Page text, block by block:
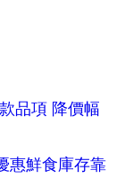
品項 降價幅
惠鮮食庫存靠